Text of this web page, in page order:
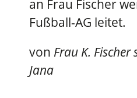
an Frau Fischer
Fußball-AG leitet.
von Frau K.
Jana